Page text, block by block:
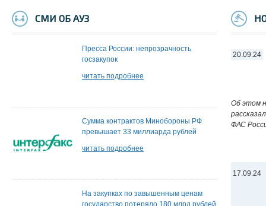
СМИ ОБ АУЗ
Пресса России: непрозрачность
госзакупок
читать подробнее
Сумма контрактов Минобороны РФ
превышает 33 миллиарда рублей
читать подробнее
На закупках по завышенным ценам
государство потеряло 180 млрд рублей
20.09.24
Об этом
ФАС
17.09.24